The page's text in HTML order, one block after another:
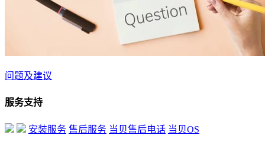
问题及建议
服务支持
安装服务 售后服务 当贝售后电话 当贝OS